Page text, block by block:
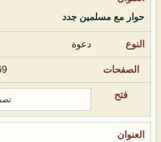
حوار مع مسلمين جدد
دعوة